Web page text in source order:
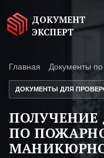
ДОКУМЕНТ
ЭКСПЕРТ
Главная Документы
ДОКУМЕНТЫ ДЛЯ
ПОЛУЧЕНИЕ
ПО